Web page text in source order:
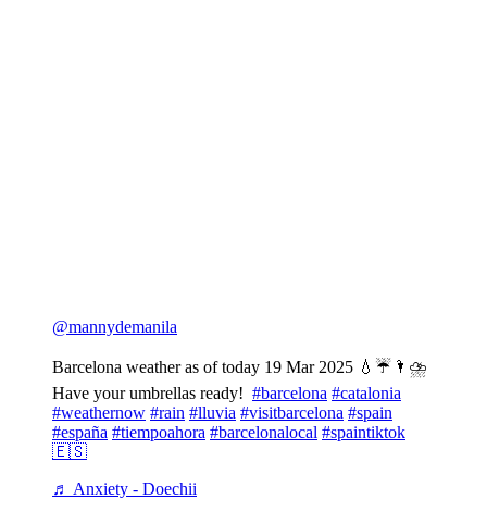
@mannydemanila
Barcelona weather as of today 19 Mar 2025⁣ 💧☔️🌂⛈️⁣
Have your umbrellas ready!⁣ ⁣ #barcelona #catalonia
#weathernow #rain #lluvia #visitbarcelona #spain
#españa #tiempoahora #barcelonalocal #spaintiktok
🇪🇸
♬ Anxiety - Doechii